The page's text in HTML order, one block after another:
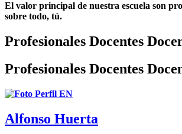
El valor principal de nuestra escuela son
sobre todo, tú.
Profesionales Docentes
Profesionales Docentes
Alfonso Huerta